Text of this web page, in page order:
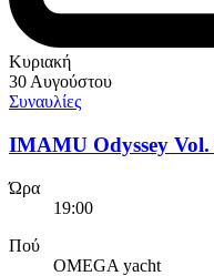
Κυριακή
30 Αυγούστου
Συναυλίες
IMAMU Odyssey
Ώρα
19:00
Πού
OMEGA yacht